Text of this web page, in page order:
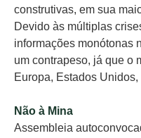
construtivas, em sua
Devido às múltiplas
informações monótonas
um contrapeso, já que o
Europa, Estados
Não à Mina
Assembleia